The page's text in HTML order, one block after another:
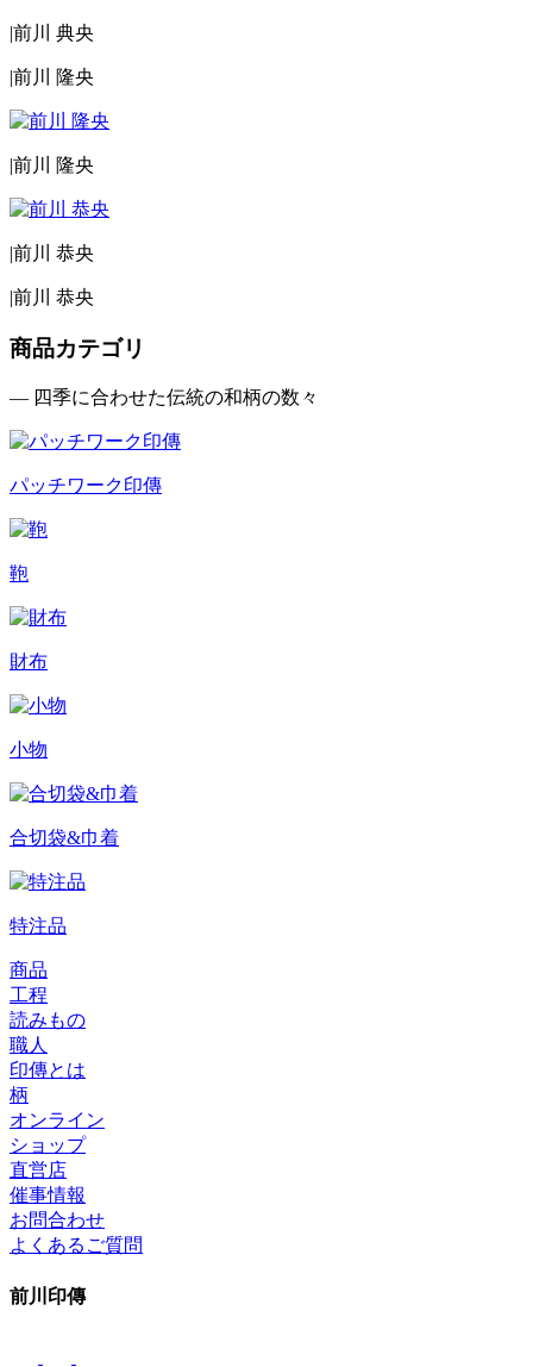
|前川 典央
|前川 隆央
|前川 隆央
|前川 恭央
|前川 恭央
商品カテゴリ
— 四季に合わせた伝統の和柄の数々
パッチワーク印傳
鞄
財布
小物
合切袋&巾着
特注品
商品
工程
読みもの
職人
印傳とは
柄
オンライン
ショップ
直営店
催事情報
お問合わせ
よくあるご質問
前川印傳